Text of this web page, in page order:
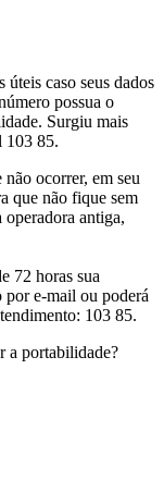
caso seus dados
possua o
Surgiu mais
103 85.
ocorrer, em seu
que não fique sem
antiga,
72 horas sua
e-mail ou poderá
103 85.
a portabilidade?